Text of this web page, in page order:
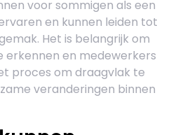
voor sommigen als een
en kunnen leiden tot
Het is belangrijk om
erkennen en medewerkers
proces om draagvlak te
veranderingen binnen